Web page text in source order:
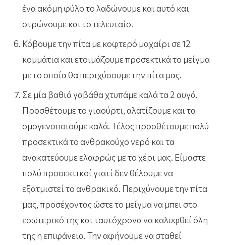
ένα ακόμη φύλο το λαδώνουμε και αυτό και
στρώνουμε και το τελευταίο.
Κόβουμε την πίτα με κοφτερό μαχαίρι σε 12
κομμάτια και ετοιμάζουμε προσεκτικά το μείγμα
με το οποία θα περιχύσουμε την πίτα μας.
Σε μία βαθιά γαβάθα χτυπάμε καλά τα 2 αυγά.
Προσθέτουμε το γιαούρτι, αλατίζουμε και τα
ομογενοποιούμε καλά. Τέλος προσθέτουμε πολύ
προσεκτικά το ανθρακούχο νερό και τα
ανακατεύουμε ελαφρώς με το χέρι μας. Είμαστε
πολύ προσεκτικοί γιατί δεν θέλουμε να
εξατμιστεί το ανθρακικό. Περιχύνουμε την πίτα
μας, προσέχοντας ώστε το μείγμα να μπει στο
εσωτερικό της και ταυτόχρονα να καλυφθεί όλη
της η επιφάνεια. Την αφήνουμε να σταθεί